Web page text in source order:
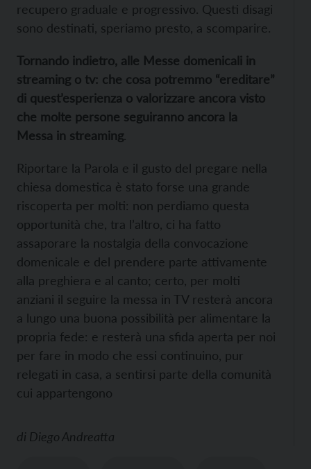
recupero graduale e progressivo. Questi disagi
sono destinati, speriamo presto, a scomparire.
Tornando indietro, alle Messe domenicali in
streaming o tv: che cosa potremmo “ereditare”
di quest’esperienza o valorizzare ancora visto
che molte persone seguiranno ancora la
Messa in streaming.
Riportare la Parola e il gusto del pregare nella
chiesa domestica è stato forse una grande
riscoperta per molti: non perdiamo questa
opportunità che, tra l’altro, ci ha fatto
assaporare la nostalgia della convocazione
domenicale e del prendere parte attivamente
alla preghiera e al canto; certo, per molti
anziani il seguire la messa in TV resterà ancora
a lungo una buona possibilità per alimentare la
propria fede: e resterà una sfida aperta per noi
per fare in modo che essi continuino, pur
relegati in casa, a sentirsi parte della comunità
cui appartengono
di Diego Andreatta